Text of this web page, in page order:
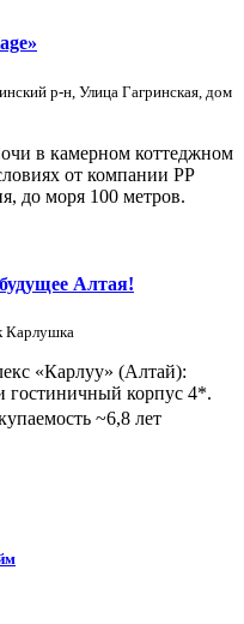
р-н, Улица Гагринская, дом
в камерном коттеджном
от компании РР
до моря 100 метров.
Алтая!
Карлушка
«Карлуу» (Алтай):
гостиничный корпус 4*.
~6,8 лет